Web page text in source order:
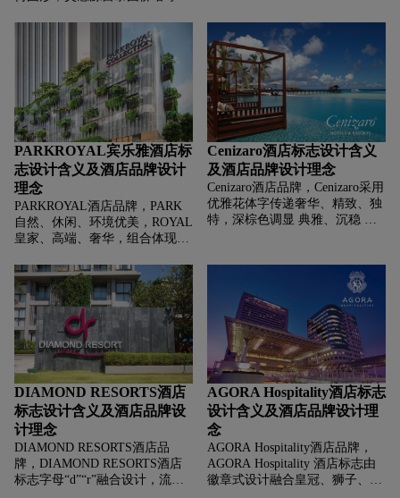
体典雅，浅棕色调显温暖、沉
Elewana手写花体传递优雅、独
特、个性化契合品牌聚焦非洲、
亚洲自然目的地，打造融入自
然、高品质度假体验的品质。
PARKROYAL宾乐雅酒店标
志设计含义及酒店品牌设计
理念
PARKROYAL酒店品牌，‌‌‌PARK
自然、休闲、环境优美，ROYAL
皇家、高端、奢华，组合体现品
与辨识度，分割并强化
PARKROYAL主体，传递“在自然
与奢华间找到平衡，为宾客提供
优质服务”的理念，吸引追求高
端、环境舒适的旅行者。
Cenizaro酒店标志设计含义
及酒店品牌设计理念
Cenizaro酒店品牌，‌‌‌Cenizaro采用
优雅花体字传递奢华、精致、独
特，深棕色调显 典雅、沉稳 ，
端酒店度假村体验”的品牌形
DIAMOND RESORTS酒店
标志设计含义及酒店品牌设
计理念
DIAMOND RESORTS酒店品
牌，‌‌‌DIAMOND RESORTS酒店
标志字母“d”“r”融合设计，流畅
AGORA Hospitality酒店标志
设计含义及酒店品牌设计理
念
AGORA Hospitality酒店品牌，‌‌‌
AGORA Hospitality 酒店标志由
徽章式设计融合皇冠、狮子、字